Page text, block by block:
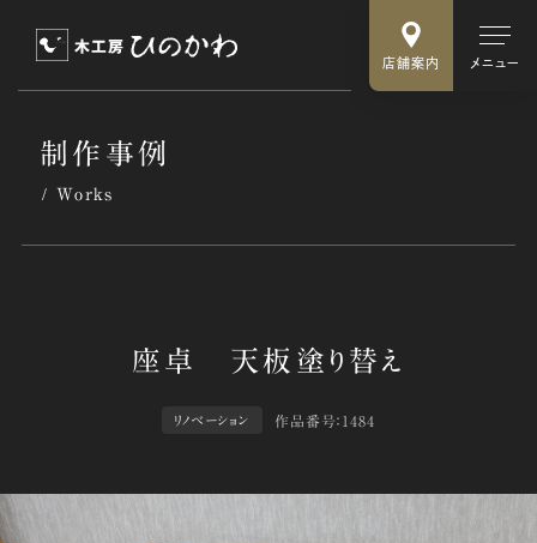
店舗案内 メニュー
制作事例
Works
リノベーション 作品番号：1484